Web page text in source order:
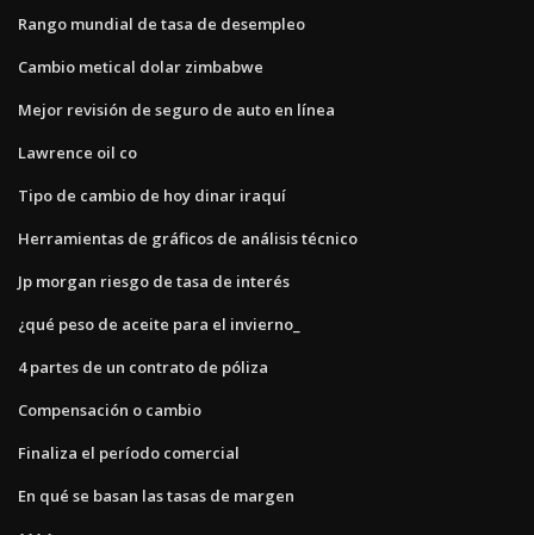
Rango mundial de tasa de desempleo
Cambio metical dolar zimbabwe
Mejor revisión de seguro de auto en línea
Lawrence oil co
Tipo de cambio de hoy dinar iraquí
Herramientas de gráficos de análisis técnico
Jp morgan riesgo de tasa de interés
¿qué peso de aceite para el invierno_
4 partes de un contrato de póliza
Compensación o cambio
Finaliza el período comercial
En qué se basan las tasas de margen